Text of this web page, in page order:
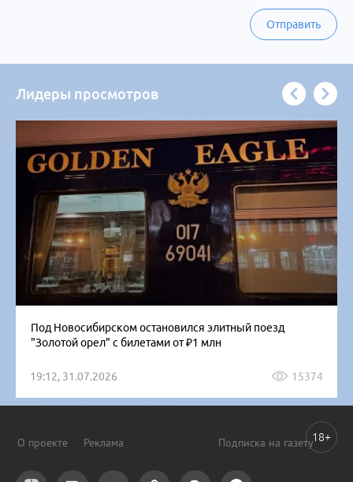
Отправить
Лидеры просмотров
Под Новосибирском остановился элитный поезд
"Золотой орел" с билетами от ₽1 млн
19:12, 31.07.2026 15374
О проекте Реклама Подписка на газету18+